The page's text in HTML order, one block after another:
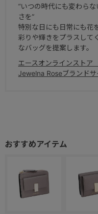
“いつの時代にも変わら
さを”
特別な日にも日常にも花
彩りや輝きをプラスして
なバッグを提案します。
エースオンラインスト
Jewelna Roseブランド